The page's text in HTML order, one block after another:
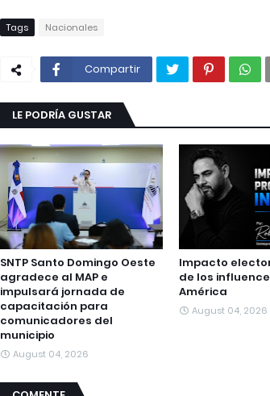
Tags Nacionales
Compartir
LE PODRÍA GUSTAR
SNTP Santo Domingo Oeste
agradece al MAP e
impulsará jornada de
capacitación para
comunicadores del
municipio
August 04, 2026
Impacto
de los
América
August 04, 2026